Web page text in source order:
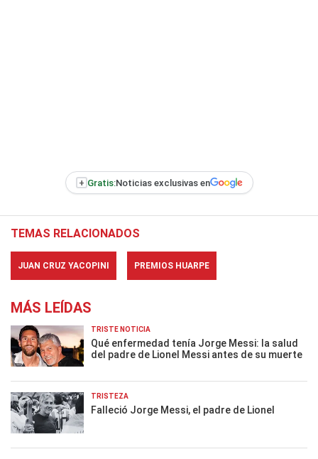
+ Gratis:Noticias exclusivas en
TEMAS RELACIONADOS
JUAN CRUZ YACOPINI PREMIOS HUARPE
MÁS LEÍDAS
TRISTE NOTICIA
Qué enfermedad tenía Jorge Messi: la salud
del padre de Lionel Messi antes de su muerte
TRISTEZA
Falleció Jorge Messi, el padre de Lionel